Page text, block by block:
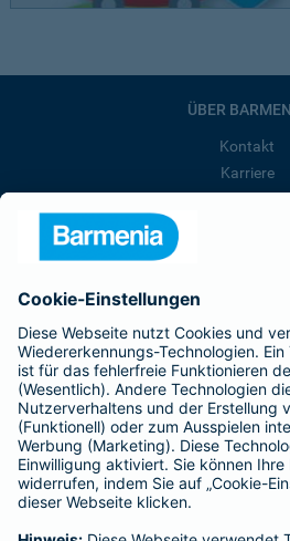
ÜBER
Kontakt
Karriere
Barmenia ist Teil der
BELIEBTE
Kranken-